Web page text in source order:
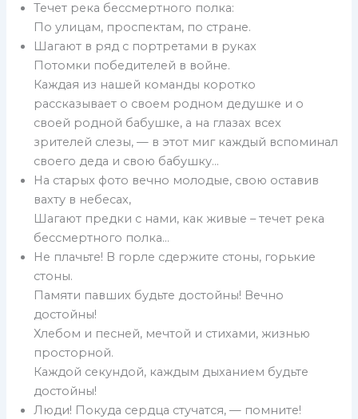
Течет река бессмертного полка:
По улицам, проспектам, по стране.
Шагают в ряд с портретами в руках
Потомки победителей в войне.
Каждая из нашей команды коротко
рассказывает о своем родном дедушке и о
своей родной бабушке, а на глазах всех
зрителей слезы, — в этот миг каждый вспоминал
своего деда и свою бабушку…
На старых фото вечно молодые, свою оставив
вахту в небесах,
Шагают предки с нами, как живые – течет река
бессмертного полка…
Не плачьте! В горле сдержите стоны, горькие
стоны.
Памяти павших будьте достойны! Вечно
достойны!
Хлебом и песней, мечтой и стихами, жизнью
просторной.
Каждой секундой, каждым дыханием будьте
достойны!
Люди! Покуда сердца стучатся, — помните!